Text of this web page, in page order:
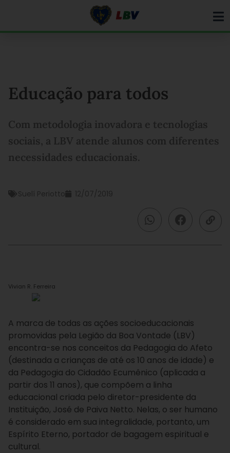
Educação para todos
Com metodologia inovadora e tecnologias
sociais, a LBV atende alunos com diferentes
necessidades educacionais.
Suelí Periotto 12/07/2019
Vivian R. Ferreira
A marca de todas as ações socioeducacionais
promovidas pela Legião da Boa Vontade (LBV)
encontra-se nos conceitos da Pedagogia do Afeto
(destinada a crianças de até os 10 anos de idade) e
da Pedagogia do Cidadão Ecumênico (aplicada a
partir dos 11 anos), que compõem a linha
educacional criada pelo diretor-presidente da
Instituição, José de Paiva Netto. Nelas, o ser humano
é considerado em sua integralidade, portanto, um
Espírito Eterno, portador de bagagem espiritual e
cultural.